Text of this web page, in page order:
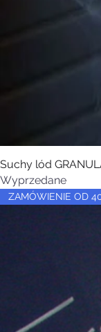
Suchy lód
Wyprzedane
ZAMÓWIENIE OD